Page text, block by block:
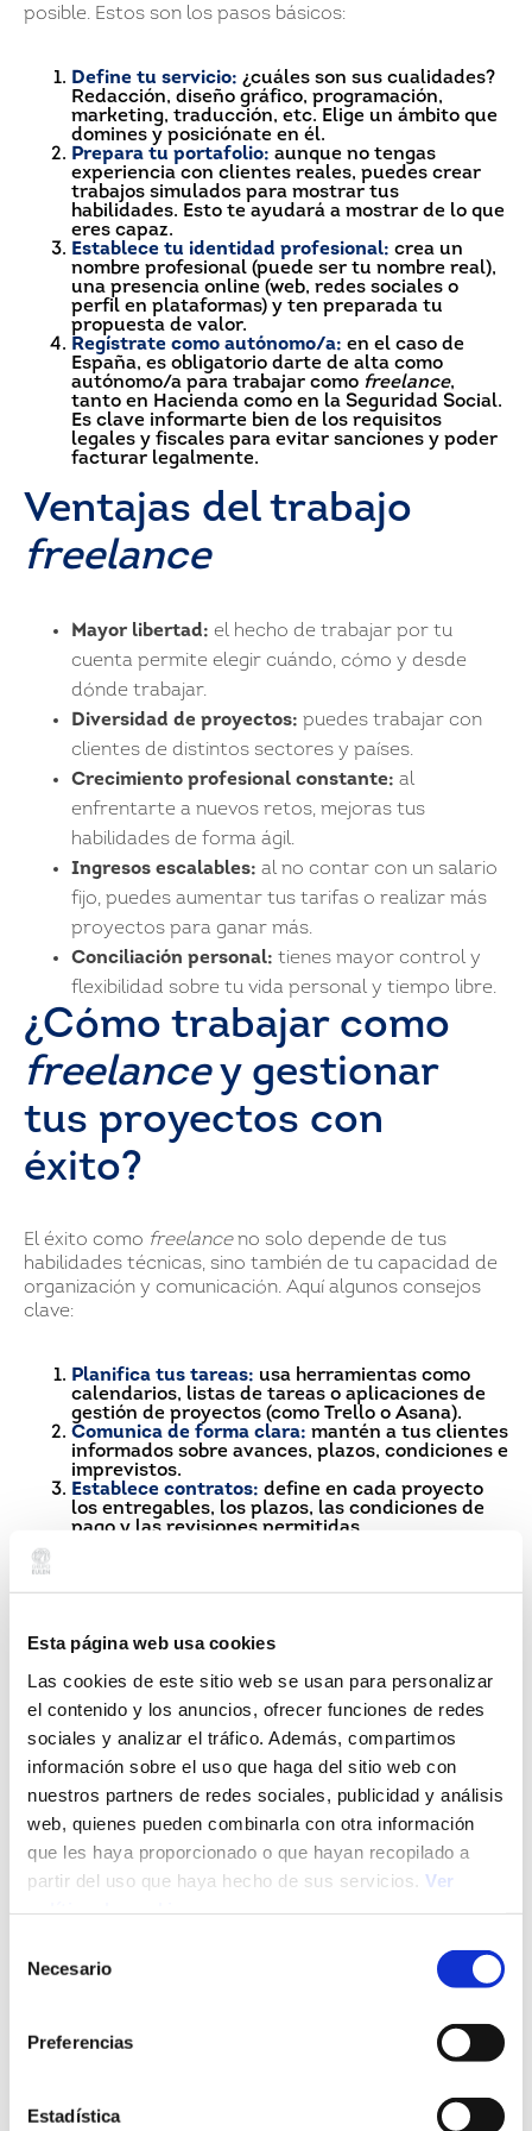
Esta página web usa cookies
Las cookies de este sitio web se usan para personalizar
el contenido y los anuncios, ofrecer funciones de redes
sociales y analizar el tráfico. Además, compartimos
información sobre el uso que haga del sitio web con
nuestros partners de redes sociales, publicidad y análisis
web, quienes pueden combinarla con otra información
que les haya proporcionado o que hayan recopilado a
partir del uso que haya hecho de sus servicios. Ver
Necesario
Preferencias
Estadística
posible. Estos son los pasos básicos:
Define tu servicio: ¿cuáles son sus cualidades?
Redacción, diseño gráfico, programación,
marketing, traducción, etc. Elige un ámbito que
domines y posiciónate en él.
Prepara tu portafolio: aunque no tengas
experiencia con clientes reales, puedes crear
trabajos simulados para mostrar tus
habilidades. Esto te ayudará a mostrar de lo que
eres capaz.
Establece tu identidad profesional: crea un
nombre profesional (puede ser tu nombre real),
una presencia online (web, redes sociales o
perfil en plataformas) y ten preparada tu
propuesta de valor.
Regístrate como autónomo/a: en el caso de
España, es obligatorio darte de alta como
autónomo/a para trabajar como freelance,
tanto en Hacienda como en la Seguridad Social.
Es clave informarte bien de los requisitos
legales y fiscales para evitar sanciones y poder
facturar legalmente.
Ventajas del trabajo
freelance
Mayor libertad: el hecho de trabajar por tu
cuenta permite elegir cuándo, cómo y desde
dónde trabajar.
Diversidad de proyectos: puedes trabajar con
clientes de distintos sectores y países.
Crecimiento profesional constante: al
enfrentarte a nuevos retos, mejoras tus
habilidades de forma ágil.
Ingresos escalables: al no contar con un salario
fijo, puedes aumentar tus tarifas o realizar más
proyectos para ganar más.
Conciliación personal: tienes mayor control y
flexibilidad sobre tu vida personal y tiempo libre.
¿Cómo trabajar como
freelancey gestionar
tus proyectos con
éxito?
El éxito como freelanceno solo depende de tus
habilidades técnicas, sino también de tu capacidad de
organización y comunicación. Aquí algunos consejos
clave:
Planifica tus tareas: usa herramientas como
calendarios, listas de tareas o aplicaciones de
gestión de proyectos (como Trello o Asana).
Comunica de forma clara: mantén a tus clientes
informados sobre avances, plazos, condiciones e
imprevistos.
Establece contratos: define en cada proyecto
los entregables, los plazos, las condiciones de
pago y las revisiones permitidas.
clave. Cumple plazos, ofrece un buen servicio y
clientes.
Herramientas y
plataformas clave para
freelancers
Gestión de proyectos:
Trello, Notion, Asana
Diseño y contenido:
Canva, Figma, Adobe
Wave